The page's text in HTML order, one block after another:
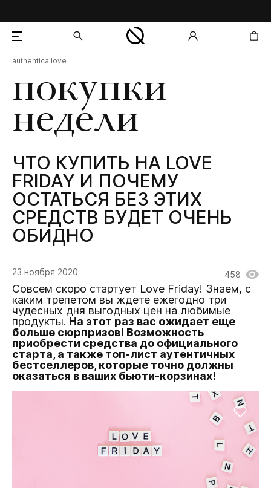
покупки
недели
ЧТО КУПИТЬ НА LOVE
FRIDAY И ПОЧЕМУ
ОСТАТЬСЯ БЕЗ ЭТИХ
СРЕДСТВ БУДЕТ ОЧЕНЬ
ОБИДНО
authentica.love
23 ноября 2020 458
Совсем скоро стартует Love Friday! Знаем, с
каким трепетом вы ждете ежегодно три
чудесных дня выгодных цен на любимые
продукты. На этот раз вас ожидает еще
больше сюрпризов! Возможность
приобрести средства до официального
старта, а также топ-лист аутентичных
бестселлеров, которые точно должны
оказаться в ваших бьюти-корзинах!